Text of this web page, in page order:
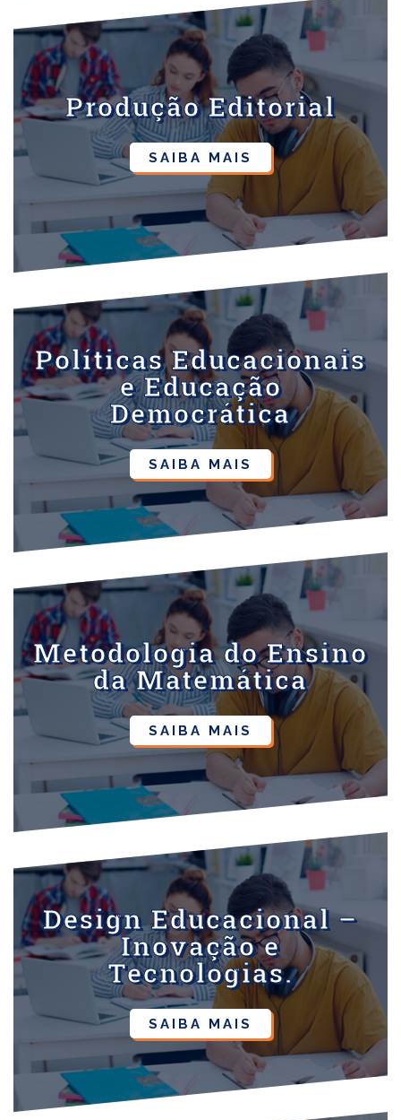
Produção Editorial
SAIBA MAIS
Políticas Educacionais
e Educação
Democrática
SAIBA MAIS
Metodologia do Ensino
da Matemática
SAIBA MAIS
Design Educacional –
Inovação e
Tecnologias.
SAIBA MAIS